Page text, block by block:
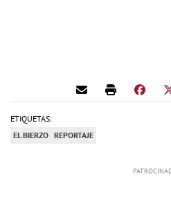
ETIQUETAS:
EL BIERZO REPORTAJE